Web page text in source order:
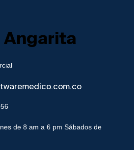
Angarita
de 8 am a 6 pm Sábados de